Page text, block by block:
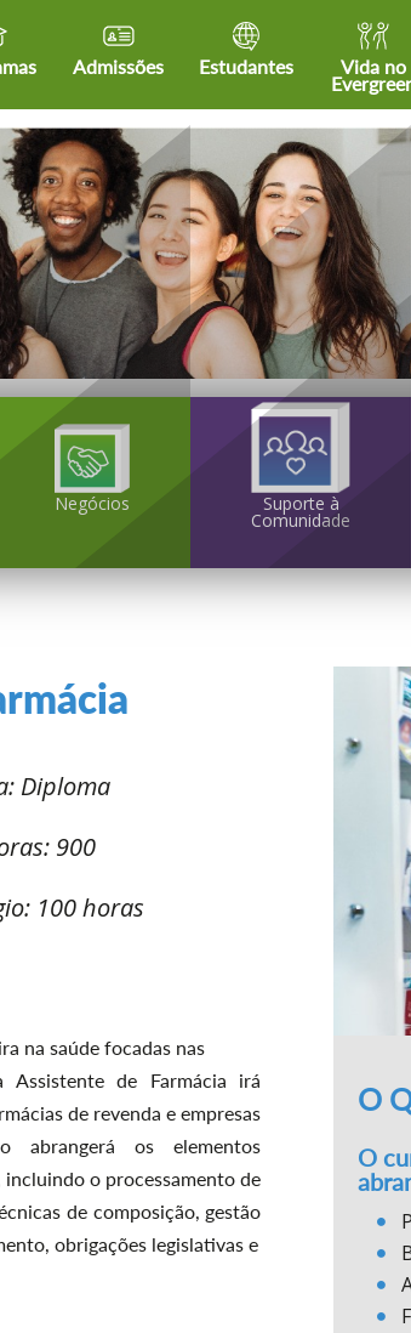
Admissões Estudantes Vida no
Negócios Suporte à
Comunidade
Diploma
900
100 horas
na saúde focadas nas
Assistente de Farmácia irá
de revenda e empresas
abrangerá os elementos
incluindo o processamento de
de composição, gestão
obrigações legislativas e
O
O